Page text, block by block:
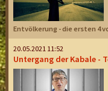
Entvölkerung - die ersten 4
20.05.2021 11:52
Untergang der Kabale -